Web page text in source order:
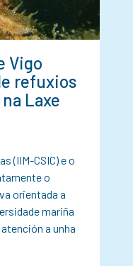
Vigo
refuxios
Laxe
(IIM-CSIC) e o
o
orientada a
mariña
a unha